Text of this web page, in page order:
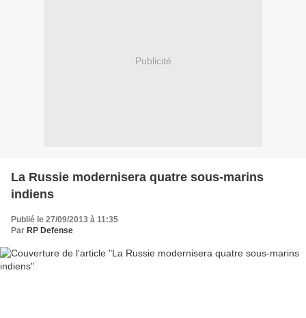
Publicité
La Russie modernisera quatre sous-marins
indiens
Publié le 27/09/2013 à 11:35
Par RP Defense